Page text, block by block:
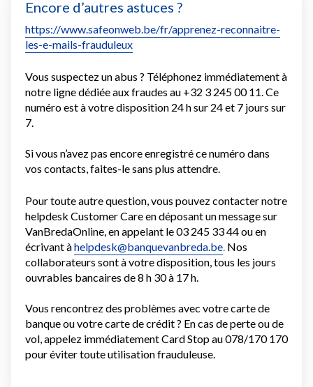
Encore d’autres astuces ?
https://www.safeonweb.be/fr/apprenez-reconnaitre-
les-e-mails-frauduleux
Vous suspectez un abus ? Téléphonez immédiatement à
notre ligne dédiée aux fraudes au +32 3 245 00 11. Ce
numéro est à votre disposition 24 h sur 24 et 7 jours sur
7.
Si vous n’avez pas encore enregistré ce numéro dans
vos contacts, faites-le sans plus attendre.
Pour toute autre question, vous pouvez contacter notre
helpdesk Customer Care en déposant un message sur
VanBredaOnline, en appelant le 03 245 33 44 ou en
écrivant àhelpdesk@banquevanbreda.be. Nos
collaborateurs sont à votre disposition, tous les jours
ouvrables bancaires de 8 h 30 à 17 h.
Vous rencontrez des problèmes avec votre carte de
banque ou votre carte de crédit ? En cas de perte ou de
vol, appelez immédiatement Card Stop au 078/170 170
pour éviter toute utilisation frauduleuse.